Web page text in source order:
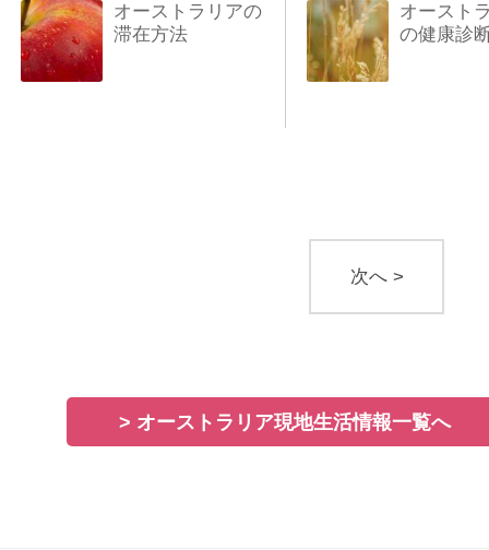
オーストラリアの
滞在方法
オースト
の健康診
次へ >
> オーストラリア現地生活情報一覧へ